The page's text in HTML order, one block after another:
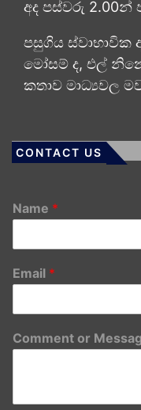
අද පස්වරු 2.00න්
පසුගිය ස්වාභාවික
මෝසම් ද, එල්
කතාව මාධ්‍යවල
CONTACT US
Name *
Email *
Comment or